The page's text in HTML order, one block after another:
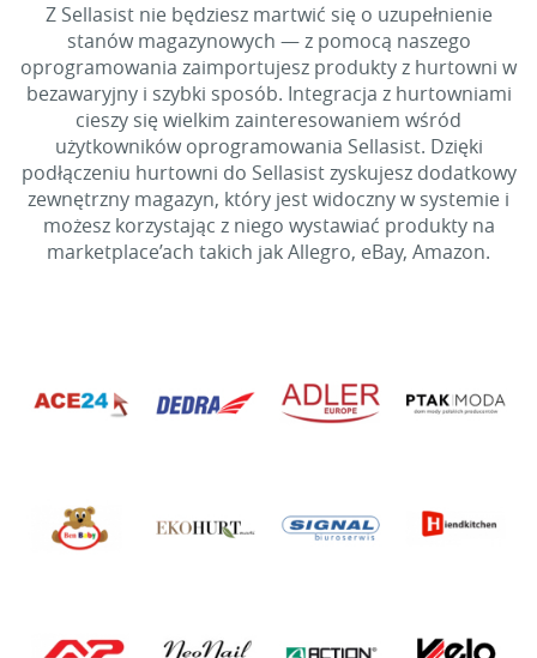
Z Sellasist nie będziesz martwić się o uzupełnienie
stanów magazynowych — z pomocą naszego
oprogramowania zaimportujesz produkty z hurtowni w
bezawaryjny i szybki sposób. Integracja z hurtowniami
cieszy się wielkim zainteresowaniem wśród
użytkowników oprogramowania Sellasist. Dzięki
podłączeniu hurtowni do Sellasist zyskujesz dodatkowy
zewnętrzny magazyn, który jest widoczny w systemie i
możesz korzystając z niego wystawiać produkty na
marketplace’ach takich jak Allegro, eBay, Amazon.